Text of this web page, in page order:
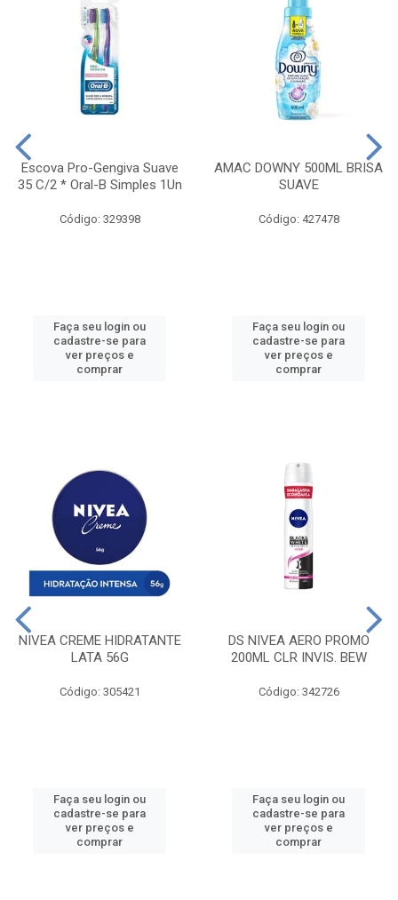
Escova Pro-Gengiva Suave
35 C/2 * Oral-B Simples 1Un
Código: 329398
Faça seu login ou
cadastre-se para
ver preços e
comprar
AMAC DOWNY 500ML BRISA
SUAVE
Código: 427478
Faça seu login ou
cadastre-se para
ver preços e
comprar
NIVEA CREME HIDRATANTE
LATA 56G
Código: 305421
Faça seu login ou
cadastre-se para
ver preços e
comprar
DS NIVEA AERO PROMO
200ML CLR INVIS. BEW
Código: 342726
Faça seu login ou
cadastre-se para
ver preços e
comprar